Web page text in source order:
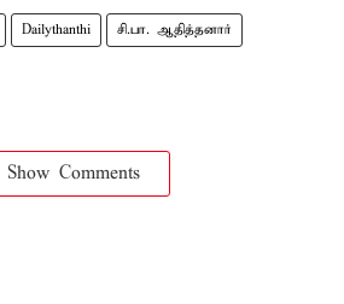
Dailythanthi சி.பா. ஆதித்தனார்
Show Comments